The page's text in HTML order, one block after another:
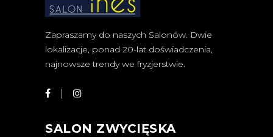
Zapraszamy do naszych Salonów. Dwie
lokalizacje, ponad 20-lat doświadczenia,
najnowsze trendy we fryzjerstwie.
SALON ZWYCIĘSKA